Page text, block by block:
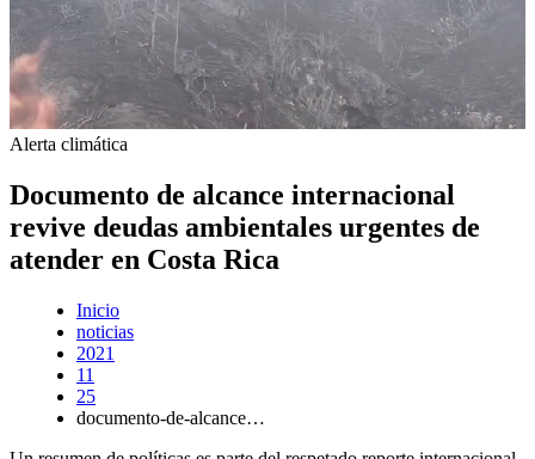
Alerta climática
Documento de alcance internacional
revive deudas ambientales urgentes de
atender en Costa Rica
Inicio
noticias
2021
11
25
documento-de-alcance…